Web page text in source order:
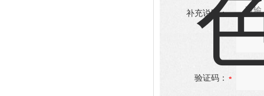
补充说明：
验证码：